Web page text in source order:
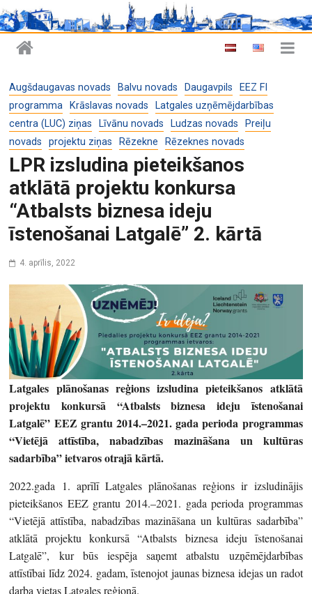
Augšdaugavas novads Balvu novads Daugavpils
EEZ FI
programma
Krāslavas novads
Latgales uzņēmējdarbības
centra (LUC) ziņas
Līvānu novads Ludzas novads
Preiļu
novads
projektu ziņas Rēzekne Rēzeknes novads
LPR izsludina pieteikšanos
atklātā projektu konkursa
“Atbalsts biznesa ideju
īstenošanai Latgalē” 2. kārtā
4. aprīlis, 2022
Latgales plānošanas reģions izsludina pieteikšanos atklātā
projektu konkursā “Atbalsts biznesa ideju īstenošanai
Latgalē” EEZ grantu 2014.–2021. gada perioda programmas
“Vietējā attīstība, nabadzības mazināšana un kultūras
sadarbība” ietvaros otrajā kārtā.
2022.gada 1. aprīlī Latgales plānošanas reģions ir izsludinājis
pieteikšanos EEZ grantu 2014.–2021. gada perioda programmas
“Vietējā attīstība, nabadzības mazināšana un kultūras sadarbība”
atklātā projektu konkursā “Atbalsts biznesa ideju īstenošanai
Latgalē”, kur būs iespēja saņemt atbalstu uzņēmējdarbības
attīstībai līdz 2024. gadam, īstenojot jaunas biznesa idejas un radot
darba vietas Latgales reģionā.